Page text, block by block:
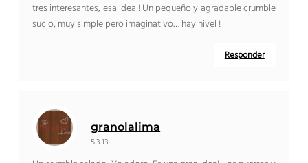
tres interesantes, esa idea ! Un pequeño y agradable crumble
sucio, muy simple pero imaginativo… hay nivel !
Responder
granolalima
5.3.13